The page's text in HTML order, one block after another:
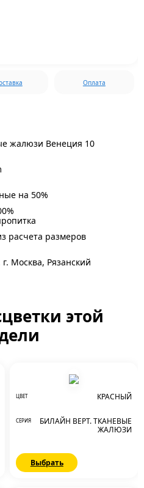
Оплата
жалюзи Венеция 10
на 50%
расчета размеров
Москва, Рязанский
этой
ЦВЕТ КРАСНЫЙ
СЕРИЯ
БИЛАЙН ВЕРТ. ТКАНЕВЫЕ
ЖАЛЮЗИ
Выбрать